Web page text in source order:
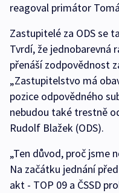
reagoval primátor
Zastupitelé za ODS se
Tvrdí, že jednobarevná
přenáší zodpovědnost
„Zastupitelstvo má
pozice odpovědného
nebudou také trestně
Rudolf Blažek (ODS).
„Ten důvod, proč jsme
Na začátku jednání
akt - TOP 09 a ČSSD